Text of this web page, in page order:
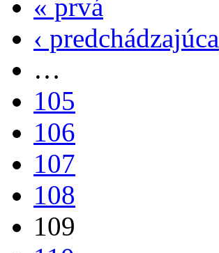
« prvá
‹ predchádzajúca
…
105
106
107
108
109